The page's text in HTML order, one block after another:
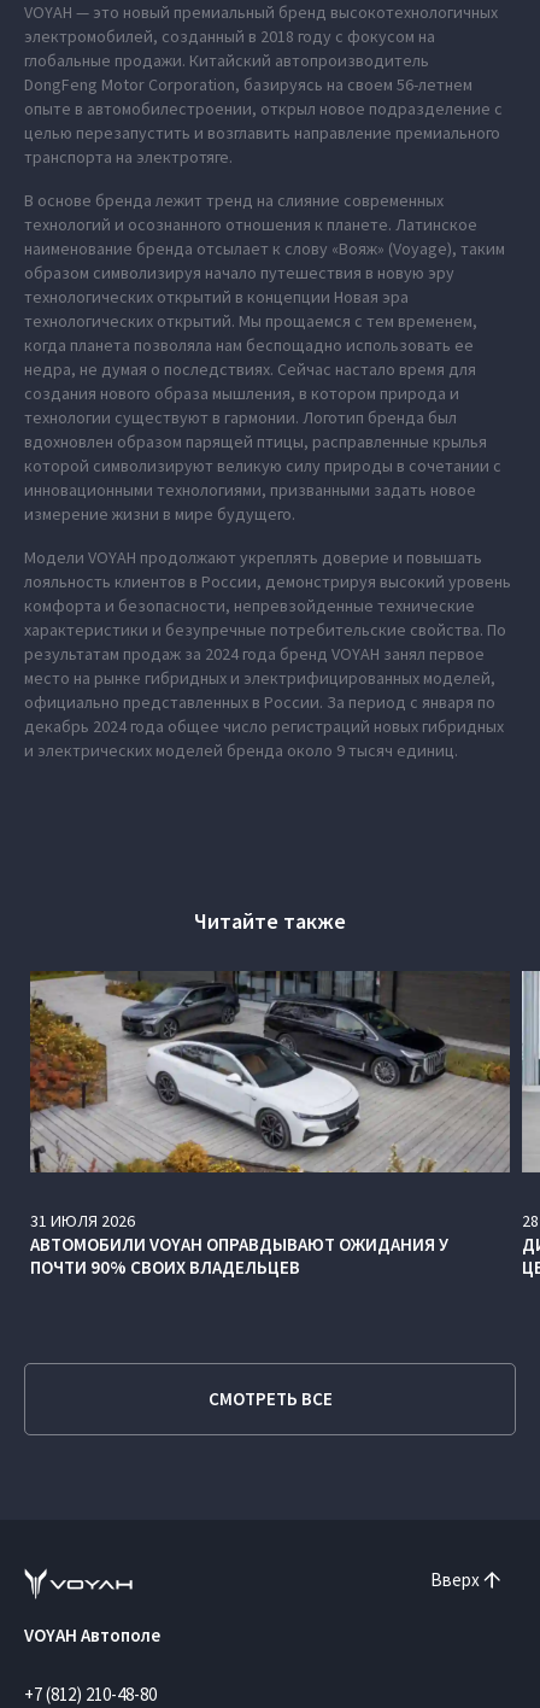
VOYAH — это новый премиальный бренд высокотехнологичных
электромобилей, созданный в 2018 году с фокусом на
глобальные продажи. Китайский автопроизводитель
DongFeng Motor Corporation, базируясь на своем 56-летнем
опыте в автомобилестроении, открыл новое подразделение с
целью перезапустить и возглавить направление премиального
транспорта на электротяге.
В основе бренда лежит тренд на слияние современных
технологий и осознанного отношения к планете. Латинское
наименование бренда отсылает к слову «Вояж» (Voyage), таким
образом символизируя начало путешествия в новую эру
технологических открытий в концепции Новая эра
технологических открытий. Мы прощаемся с тем временем,
когда планета позволяла нам беспощадно использовать ее
недра, не думая о последствиях. Сейчас настало время для
создания нового образа мышления, в котором природа и
технологии существуют в гармонии. Логотип бренда был
вдохновлен образом парящей птицы, расправленные крылья
которой символизируют великую силу природы в сочетании с
инновационными технологиями, призванными задать новое
измерение жизни в мире будущего.
Модели VOYAH продолжают укреплять доверие и повышать
лояльность клиентов в России, демонстрируя высокий уровень
комфорта и безопасности, непревзойденные технические
характеристики и безупречные потребительские свойства. По
результатам продаж за 2024 года бренд VOYAH занял первое
место на рынке гибридных и электрифицированных моделей,
официально представленных в России. За период с января по
декабрь 2024 года общее число регистраций новых гибридных
и электрических моделей бренда около 9 тысяч единиц.
Читайте также
31 ИЮЛЯ 2026
АВТОМОБИЛИ VOYAH ОПРАВДЫВАЮТ ОЖИДАНИЯ У
ПОЧТИ 90% СВОИХ ВЛАДЕЛЬЦЕВ
28
СМОТРЕТЬ ВСЕ
Вверх
VOYAH Автополе
+7 (812) 210-48-80